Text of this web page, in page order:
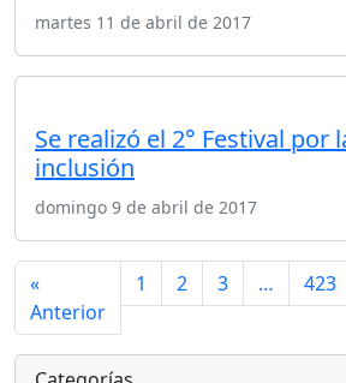
martes 11 de abril de 2017
Se realizó el 2° Festival por
inclusión
domingo 9 de abril de 2017
«
Anterior
1 2 3 … 423